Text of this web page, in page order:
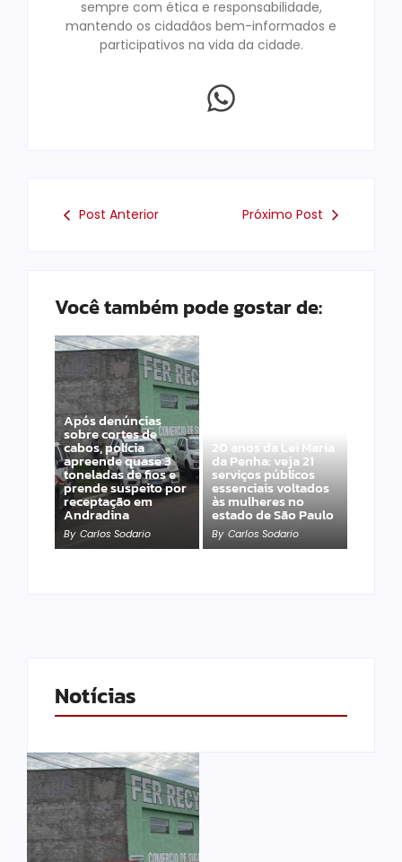
sempre com ética e responsabilidade,
mantendo os cidadãos bem-informados e
participativos na vida da cidade.
Post Anterior Próximo Post
Você também pode gostar de:
Após denúncias
sobre cortes de
cabos, polícia
apreende quase 3
toneladas de fios e
prende suspeito por
receptação em
Andradina
By Carlos Sodario
20 anos da Lei Maria
da Penha: veja 21
serviços públicos
essenciais voltados
às mulheres no
estado de São Paulo
By Carlos Sodario
Notícias